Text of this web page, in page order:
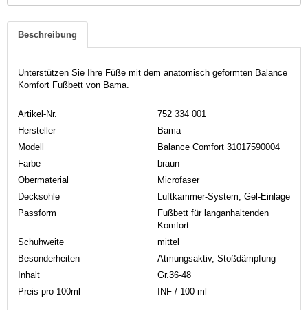
Beschreibung
Unterstützen Sie Ihre Füße mit dem anatomisch geformten Balance
Komfort Fußbett von Bama.
Artikel-Nr.
752 334 001
Hersteller
Bama
Modell
Balance Comfort 31017590004
Farbe
braun
Obermaterial
Microfaser
Decksohle
Luftkammer-System, Gel-Einlage
Passform
Fußbett für langanhaltenden
Komfort
Schuhweite
mittel
Besonderheiten
Atmungsaktiv, Stoßdämpfung
Inhalt
Gr.36-48
Preis pro 100ml
INF / 100 ml